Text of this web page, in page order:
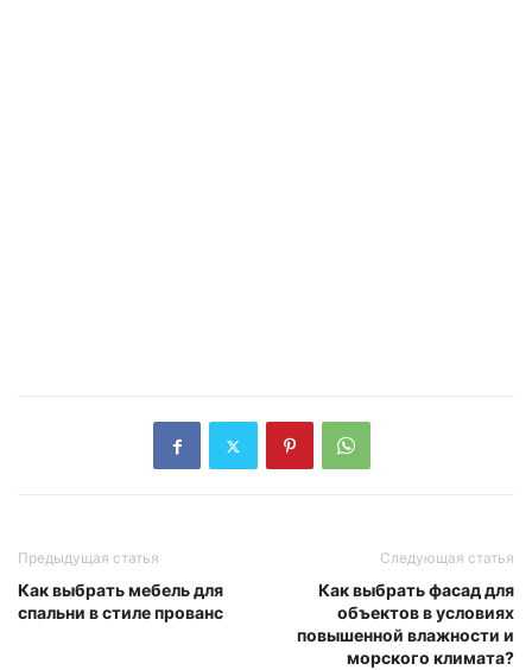
Предыдущая статья
Как выбрать мебель для
спальни в стиле прованс
Следующая статья
Как выбрать фасад для
объектов в условиях
повышенной влажности и
морского климата?